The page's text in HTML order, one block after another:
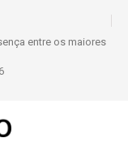
entre os maiores
Brasil